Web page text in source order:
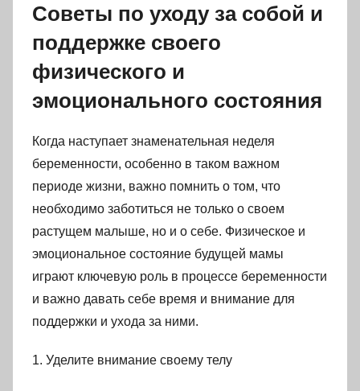
Советы по уходу за собой и
поддержке своего
физического и
эмоционального состояния
Когда наступает знаменательная неделя
беременности, особенно в таком важном
периоде жизни, важно помнить о том, что
необходимо заботиться не только о своем
растущем малыше, но и о себе. Физическое и
эмоциональное состояние будущей мамы
играют ключевую роль в процессе беременности
и важно давать себе время и внимание для
поддержки и ухода за ними.
1. Уделите внимание своему телу